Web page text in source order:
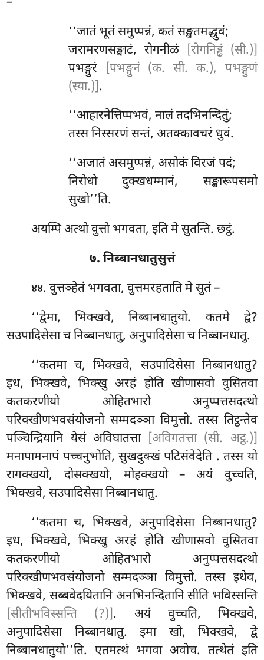
‘‘जातं भूतं समुप्पन्नं, कतं सङ्खतमद्धुवं;
जरामरणसङ्घाटं, रोगनीळं
[रोगनिड्ढं (सी.)]
पभङ्गुरं
[पभङ्गुनं (क. सी. क.), पभङ्गुणं
(स्या.)] .
‘‘आहारनेत्तिप्पभवं, नालं तदभिनन्दितुं;
तस्स निस्सरणं सन्तं, अतक्कावचरं धुवं.
‘‘अजातं असमुप्पन्नं, असोकं विरजं पदं;
निरोधोदुक्खधम्मानं, सङ्खारूपसमो
सुखो’’ति.
अयम्पि अत्थो वुत्तो भगवता, इति मे सुतन्ति. छट्ठं.
७. निब्बानधातुसुत्तं
४४. वुत्तञ्हेतं भगवता, वुत्तमरहताति मे सुतं –
‘‘द्वेमा, भिक्खवे, निब्बानधातुयो. कतमे द्वे?
सउपादिसेसा च निब्बानधातु, अनुपादिसेसा च निब्बानधातु.
‘‘कतमाच, भिक्खवे, सउपादिसेसा निब्बानधातु?
इध, भिक्खवे, भिक्खु अरहं होति खीणासवो वुसितवा
कतकरणीयो ओहितभारो अनुप्पत्तसदत्थो
परिक्खीणभवसंयोजनो सम्मदञ्ञा विमुत्तो. तस्स तिट्ठन्तेव
पञ्चिन्द्रियानि येसं अविघातत्ता [अविगतत्ता (सी. अट्ठ.)]
मनापामनापं पच्चनुभोति, सुखदुक्खं पटिसंवेदेति . तस्स यो
रागक्खयो, दोसक्खयो, मोहक्खयो – अयं वुच्चति,
भिक्खवे, सउपादिसेसा निब्बानधातु.
‘‘कतमा च, भिक्खवे, अनुपादिसेसा निब्बानधातु?
इध, भिक्खवे, भिक्खु अरहं होति खीणासवो वुसितवा
कतकरणीयो ओहितभारो अनुप्पत्तसदत्थो
परिक्खीणभवसंयोजनो सम्मदञ्ञा विमुत्तो. तस्स इधेव,
भिक्खवे, सब्बवेदयितानि अनभिनन्दितानि सीति भविस्सन्ति
[सीतीभविस्सन्ति (?)]. अयं वुच्चति, भिक्खवे,
अनुपादिसेसा निब्बानधातु. इमा खो, भिक्खवे, द्वे
निब्बानधातुयो’’ति. एतमत्थं भगवा अवोच. तत्थेतं इति